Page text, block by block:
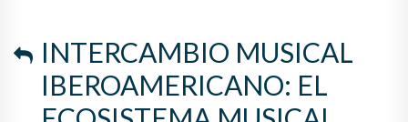
MARCO DEL PROGRAMA
SONIDOS PARA LA
CONSTRUCCIÓN DE PAZ.
INTERCAMBIO MUSICAL
IBEROAMERICANO: EL